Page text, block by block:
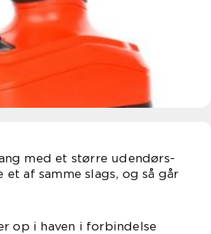
med et større udendørs-
af samme slags, og så går
op i haven i forbindelse